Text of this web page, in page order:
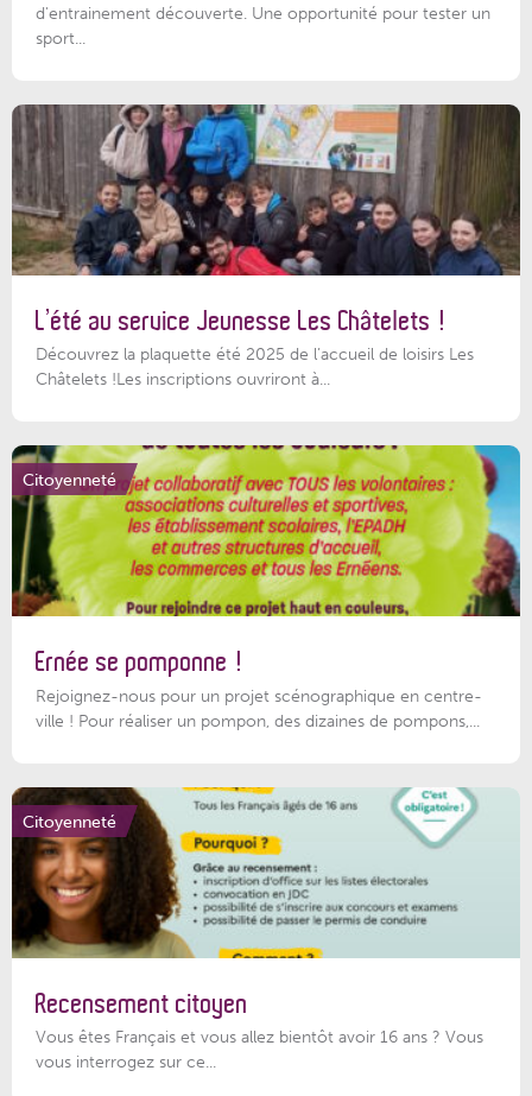
d'entrainement découverte. Une opportunité pour tester un
sport...
L’été au service Jeunesse Les Châtelets !
Découvrez la plaquette été 2025 de l’accueil de loisirs Les
Châtelets !Les inscriptions ouvriront à...
Citoyenneté
Ernée se pomponne !
Rejoignez-nous pour un projet scénographique en centre-
ville ! Pour réaliser un pompon, des dizaines de pompons,...
Citoyenneté
Recensement citoyen
Vous êtes Français et vous allez bientôt avoir 16 ans ? Vous
vous interrogez sur ce...